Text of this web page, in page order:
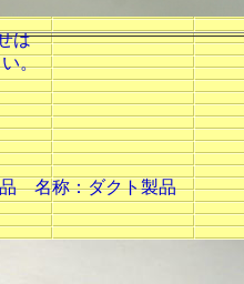
名称：ダクト製品
は
。